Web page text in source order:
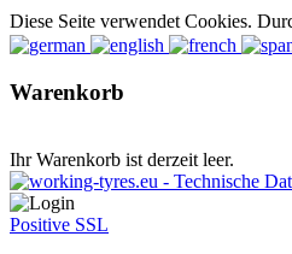
Diese Seite verwendet Cookies.
Warenkorb
Ihr Warenkorb ist derzeit leer.
Positive SSL